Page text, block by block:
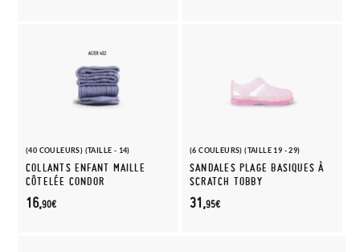
(40 COULEURS) (TAILLE - 14)
COLLANTS ENFANT MAILLE
CÔTELÉE CONDOR
16,90€
(6 COULEURS) (TAILLE 19 - 29)
SANDALES PLAGE BASIQUES À
SCRATCH TOBBY
31,95€